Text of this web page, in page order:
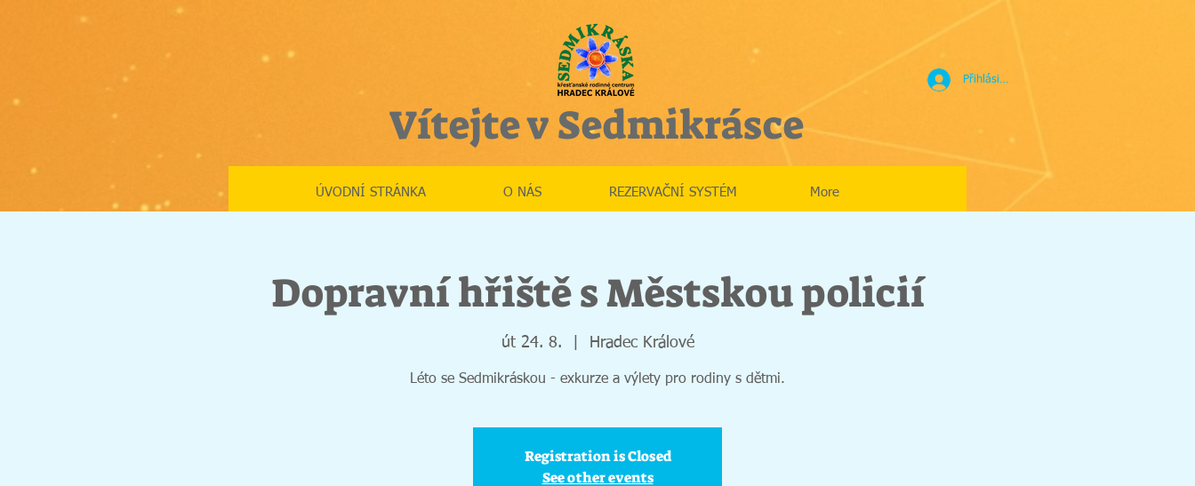
Přihlásit se
Vítejte v Sedmikrásce
ÚVODNÍ STRÁNKA O NÁS REZERVAČNÍ SYSTÉM More
Dopravní hřiště s Městskou policií
út 24. 8. Hradec Králové
Léto se Sedmikráskou - exkurze a výlety pro rodiny s dětmi.
Registration is Closed
See other events